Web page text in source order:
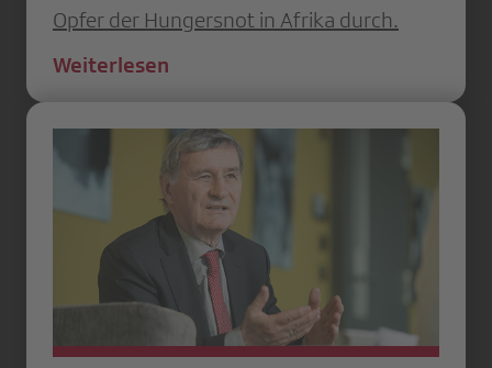
Opfer der Hungersnot in Afrika durch.
Weiterlesen